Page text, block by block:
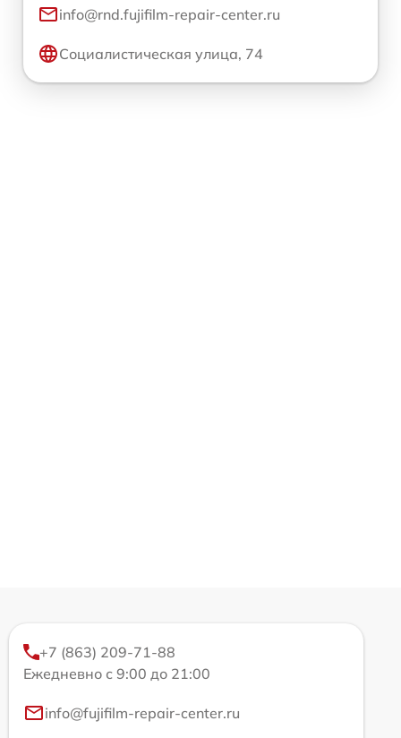
info@rnd.fujifilm-repair-center.ru
Социалистическая улица, 74
+7 (863) 209-71-88
Ежедневно с 9:00 до 21:00
info@fujifilm-repair-center.ru